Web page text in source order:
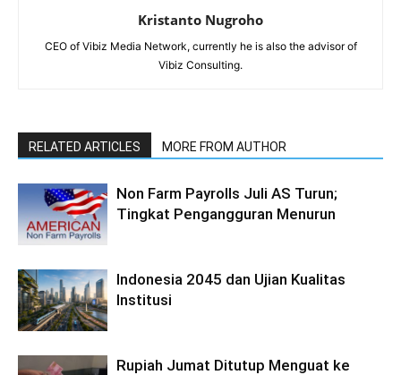
Kristanto Nugroho
CEO of Vibiz Media Network, currently he is also the advisor of
Vibiz Consulting.
RELATED ARTICLES MORE FROM AUTHOR
Non Farm Payrolls Juli AS Turun;
Tingkat Pengangguran Menurun
Indonesia 2045 dan Ujian Kualitas
Institusi
Rupiah Jumat Ditutup Menguat ke